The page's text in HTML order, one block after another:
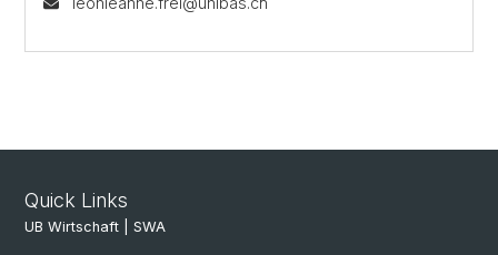
Quick Links
UB Wirtschaft | SWA